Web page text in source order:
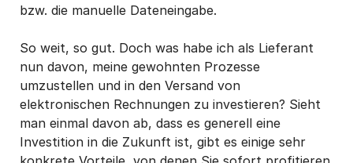
bzw. die manuelle Dateneingabe.
So weit, so gut. Doch was habe ich als Lieferant
nun davon, meine gewohnten Prozesse
umzustellen und in den Versand von
elektronischen Rechnungen zu investieren? Sieht
man einmal davon ab, dass es generell eine
Investition in die Zukunft ist, gibt es einige sehr